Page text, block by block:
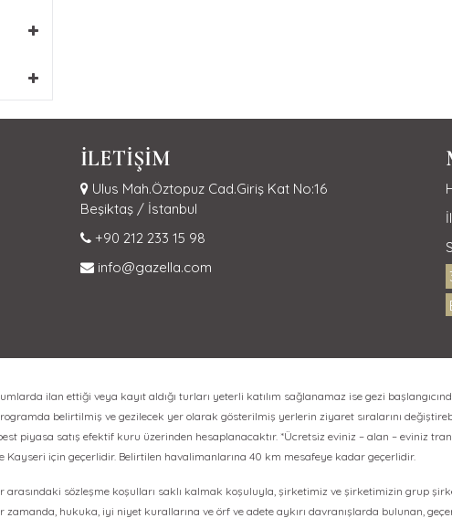
İLETİŞİM
Ulus Mah.Öztopuz Cad.Giriş Kat No:16
Beşiktaş / İstanbul
+90 212 233 15 98
info@gazella.com
ilan ettiği veya kayıt aldığı turları yeterli katılım sağlanamaz ise gezi
belirtilmiş ve gezilecek yer olarak gösterilmiş yerlerin ziyaret sıralarını
piyasa satış efektif kuru üzerinden hesaplanacaktır. *Ücretsiz eviniz – alan – eviniz
Kayseri için geçerlidir. Belirtilen havalimanlarına 40 km mesafeye kadar geçerlidir.
sözleşme koşulları saklı kalmak koşuluyla, şirketimiz ve şirketimizin grup
hukuka, iyi niyet kurallarına ve örf ve adete aykırı davranışlarda bulunan,